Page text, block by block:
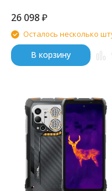
26 098₽
Осталось несколько
В корзину